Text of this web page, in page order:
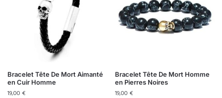
Bracelet Tête De Mort Aimanté
en Cuir Homme
19,00 €
Bracelet Tête De Mort Homme
en Pierres Noires
19,00 €